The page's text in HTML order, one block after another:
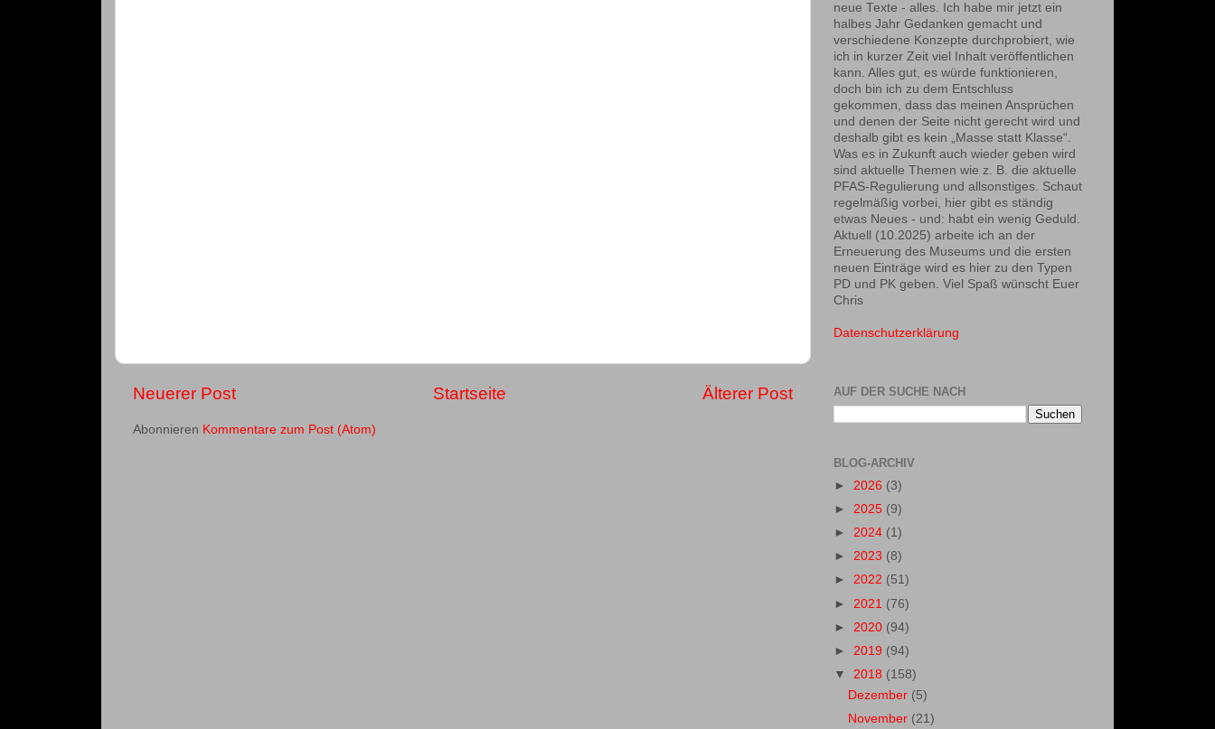
Neuerer Post Älterer Post
Startseite
Abonnieren Kommentare zum Post (Atom)
neue Texte - alles. Ich habe mir jetzt ein
halbes Jahr Gedanken gemacht und
verschiedene Konzepte durchprobiert, wie
ich in kurzer Zeit viel Inhalt veröffentlichen
kann. Alles gut, es würde funktionieren,
doch bin ich zu dem Entschluss
gekommen, dass das meinen Ansprüchen
und denen der Seite nicht gerecht wird und
deshalb gibt es kein „Masse statt Klasse“.
Was es in Zukunft auch wieder geben wird
sind aktuelle Themen wie z. B. die aktuelle
PFAS-Regulierung und allsonstiges. Schaut
regelmäßig vorbei, hier gibt es ständig
etwas Neues - und: habt ein wenig Geduld.
Aktuell (10.2025) arbeite ich an der
Erneuerung des Museums und die ersten
neuen Einträge wird es hier zu den Typen
PD und PK geben. Viel Spaß wünscht Euer
Chris
Datenschutzerklärung
AUF DER SUCHE NACH
BLOG-ARCHIV
► 2026 (3)
► 2025 (9)
► 2024 (1)
► 2023 (8)
► 2022 (51)
► 2021 (76)
► 2020 (94)
► 2019 (94)
▼ 2018 (158)
Dezember (5)
November (21)